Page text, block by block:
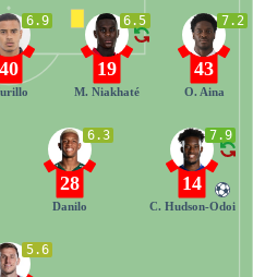
7.2
43
O. Aina
6.5
19
M. Niakhaté
6.9
40
7.9
14
C. Hudson-Odoi
6.3
28
Danilo
5.6